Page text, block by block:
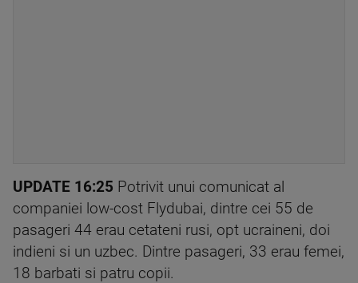
UPDATE 16:25 Potrivit unui comunicat al
companiei low-cost Flydubai, dintre cei 55 de
pasageri 44 erau cetateni rusi, opt ucraineni, doi
indieni si un uzbec. Dintre pasageri, 33 erau femei,
18 barbati si patru copii.